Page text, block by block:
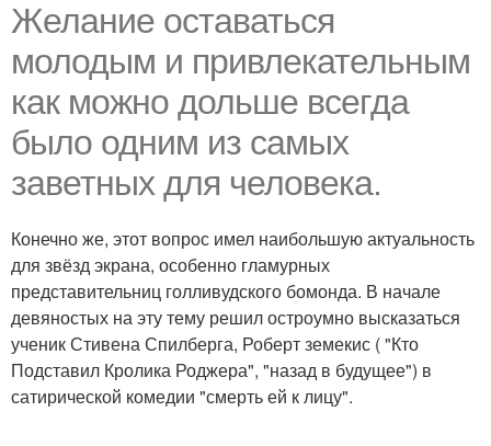
Желание оставаться
молодым и привлекательным
как можно дольше всегда
было одним из самых
заветных для человека.
Конечно же, этот вопрос имел наибольшую актуальность
для звёзд экрана, особенно гламурных
представительниц голливудского бомонда. В начале
девяностых на эту тему решил остроумно высказаться
ученик Стивена Спилберга, Роберт земекис ( "Кто
Подставил Кролика Роджера", "назад в будущее") в
сатирической комедии "смерть ей к лицу".